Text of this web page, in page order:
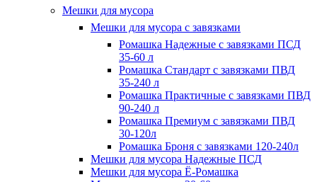
Мешки для мусора
Мешки для мусора с завязками
Ромашка Надежные с завязками ПСД
35-60 л
Ромашка Стандарт с завязками ПВД
35-240 л
Ромашка Практичные с завязками ПВД
90-240 л
Ромашка Премиум с завязками ПВД
30-120л
Ромашка Броня с завязками 120-240л
Мешки для мусора Надежные ПСД
Мешки для мусора Ё-Ромашка